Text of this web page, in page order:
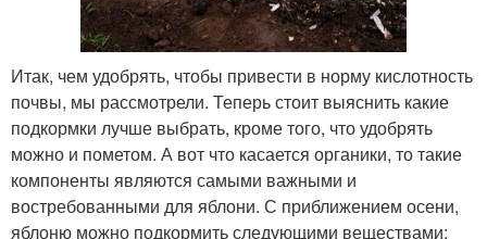
Итак, чем удобрять, чтобы привести в норму кислотность
почвы, мы рассмотрели. Теперь стоит выяснить какие
подкормки лучше выбрать, кроме того, что удобрять
можно и пометом. А вот что касается органики, то такие
компоненты являются самыми важными и
востребованными для яблони. С приближением осени,
яблоню можно подкормить следующими веществами: